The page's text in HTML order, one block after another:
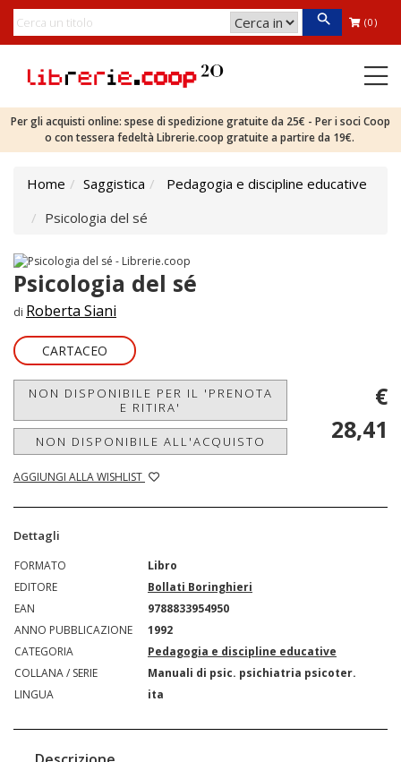
(0)
Per gli acquisti online: spese di spedizione gratuite da 25€ - Per i soci Coop
o con tessera fedeltà Librerie.coop gratuite a partire da 19€.
Home Saggistica
Pedagogia e discipline educative
Psicologia del sé
Psicologia del sé
di Roberta Siani
CARTACEO
NON DISPONIBILE PER IL 'PRENOTA
E RITIRA'
NON DISPONIBILE ALL'ACQUISTO
AGGIUNGI ALLA WISHLIST
€
28,41
Dettagli
FORMATO
Libro
EDITORE
Bollati Boringhieri
EAN
9788833954950
ANNO PUBBLICAZIONE
1992
CATEGORIA
Pedagogia e discipline educative
COLLANA / SERIE
Manuali di psic. psichiatria psicoter.
LINGUA
ita